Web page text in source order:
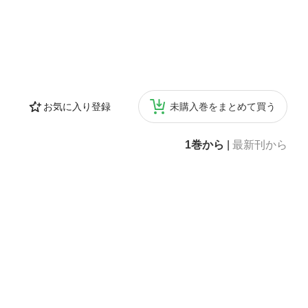
お気に入り登録 未購入巻をまとめて買う
1巻から 最新刊から